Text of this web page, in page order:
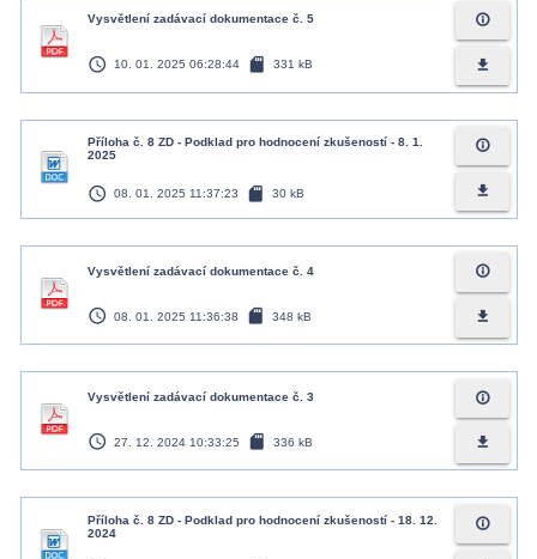
Vysvětlení zadávací dokumentace č. 5
access_time 10. 01. 2025 06:28:44 sd_card 331 kB
info_outline
file_download
Příloha č. 8 ZD - Podklad pro hodnocení zkušeností - 8. 1.
2025
access_time 08. 01. 2025 11:37:23 sd_card 30 kB
info_outline
file_download
Vysvětlení zadávací dokumentace č. 4
access_time 08. 01. 2025 11:36:38 sd_card 348 kB
info_outline
file_download
Vysvětlení zadávací dokumentace č. 3
access_time 27. 12. 2024 10:33:25 sd_card 336 kB
info_outline
file_download
Příloha č. 8 ZD - Podklad pro hodnocení zkušeností - 18. 12.
2024
info_outline